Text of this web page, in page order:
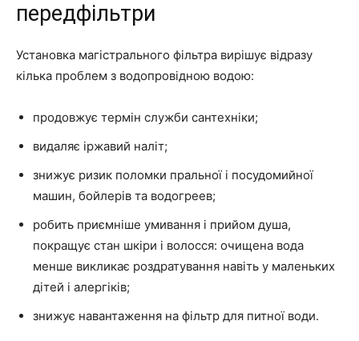
передфільтри
Установка магістрального фільтра вирішує відразу
кілька проблем з водопровідною водою:
продовжує термін служби сантехніки;
видаляє іржавий наліт;
знижує ризик поломки пральної і посудомийної
машин, бойлерів та водогреев;
робить приємніше умивання і прийом душа,
покращує стан шкіри і волосся: очищена вода
менше викликає роздратування навіть у маленьких
дітей і алергіків;
знижує навантаження на фільтр для питної води.